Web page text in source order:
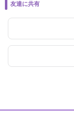
友達に共有